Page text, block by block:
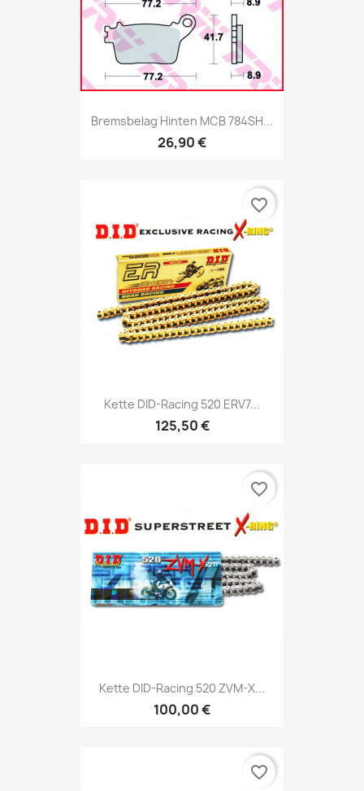
Bremsbelag Hinten MCB 784SH...
26,90 €
Kette DID-Racing 520 ERV7...
125,50 €
favorite_border
Kette DID-Racing 520 ZVM-X...
100,00 €
favorite_border
favorite_border